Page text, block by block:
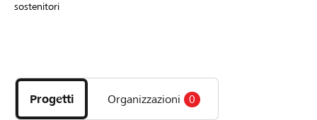
DE FR IT
sostenitori
i
progetti
e
Progetti Organizzazioni 0